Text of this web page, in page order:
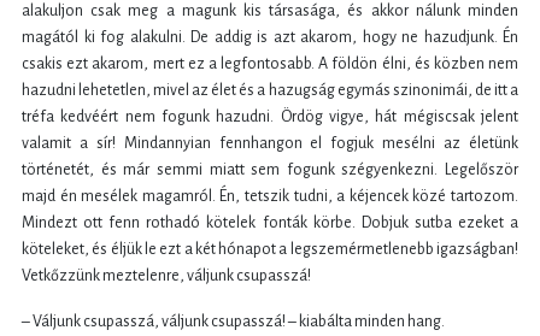
alakuljon csak meg a magunk kis társasága, és akkor nálunk minden
magától ki fog alakulni. De addig is azt akarom, hogy ne hazudjunk. Én
csakis ezt akarom, mert ez a legfontosabb. A földön élni, és közben nem
hazudni lehetetlen, mivel az élet és a hazugság egymás szinonimái, de itt a
tréfa kedvéért nem fogunk hazudni. Ördög vigye, hát mégiscsak jelent
valamit a sír! Mindannyian fennhangon el fogjuk mesélni az életünk
történetét, és már semmi miatt sem fogunk szégyenkezni. Legelőször
majd én mesélek magamról. Én, tetszik tudni, a kéjencek közé tartozom.
Mindezt ott fenn rothadó kötelek fonták körbe. Dobjuk sutba ezeket a
köteleket, és éljük le ezt a két hónapot a legszemérmetlenebb igazságban!
Vetkőzzünk meztelenre, váljunk csupasszá!
– Váljunk csupasszá, váljunk csupasszá! – kiabálta minden hang.